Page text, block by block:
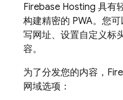
Firebase Hosting 具有
构建精密的 PWA。您
写网址、设置自定义标
容。
为了分发您的内容，
网域选项：